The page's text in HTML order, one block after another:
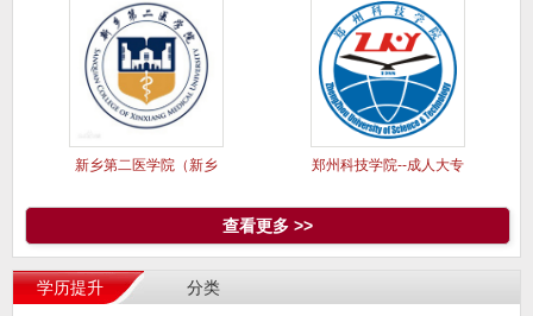
新乡第二医学院（新乡 郑州科技学院--成人大专
查看更多 >>
学历提升 分类